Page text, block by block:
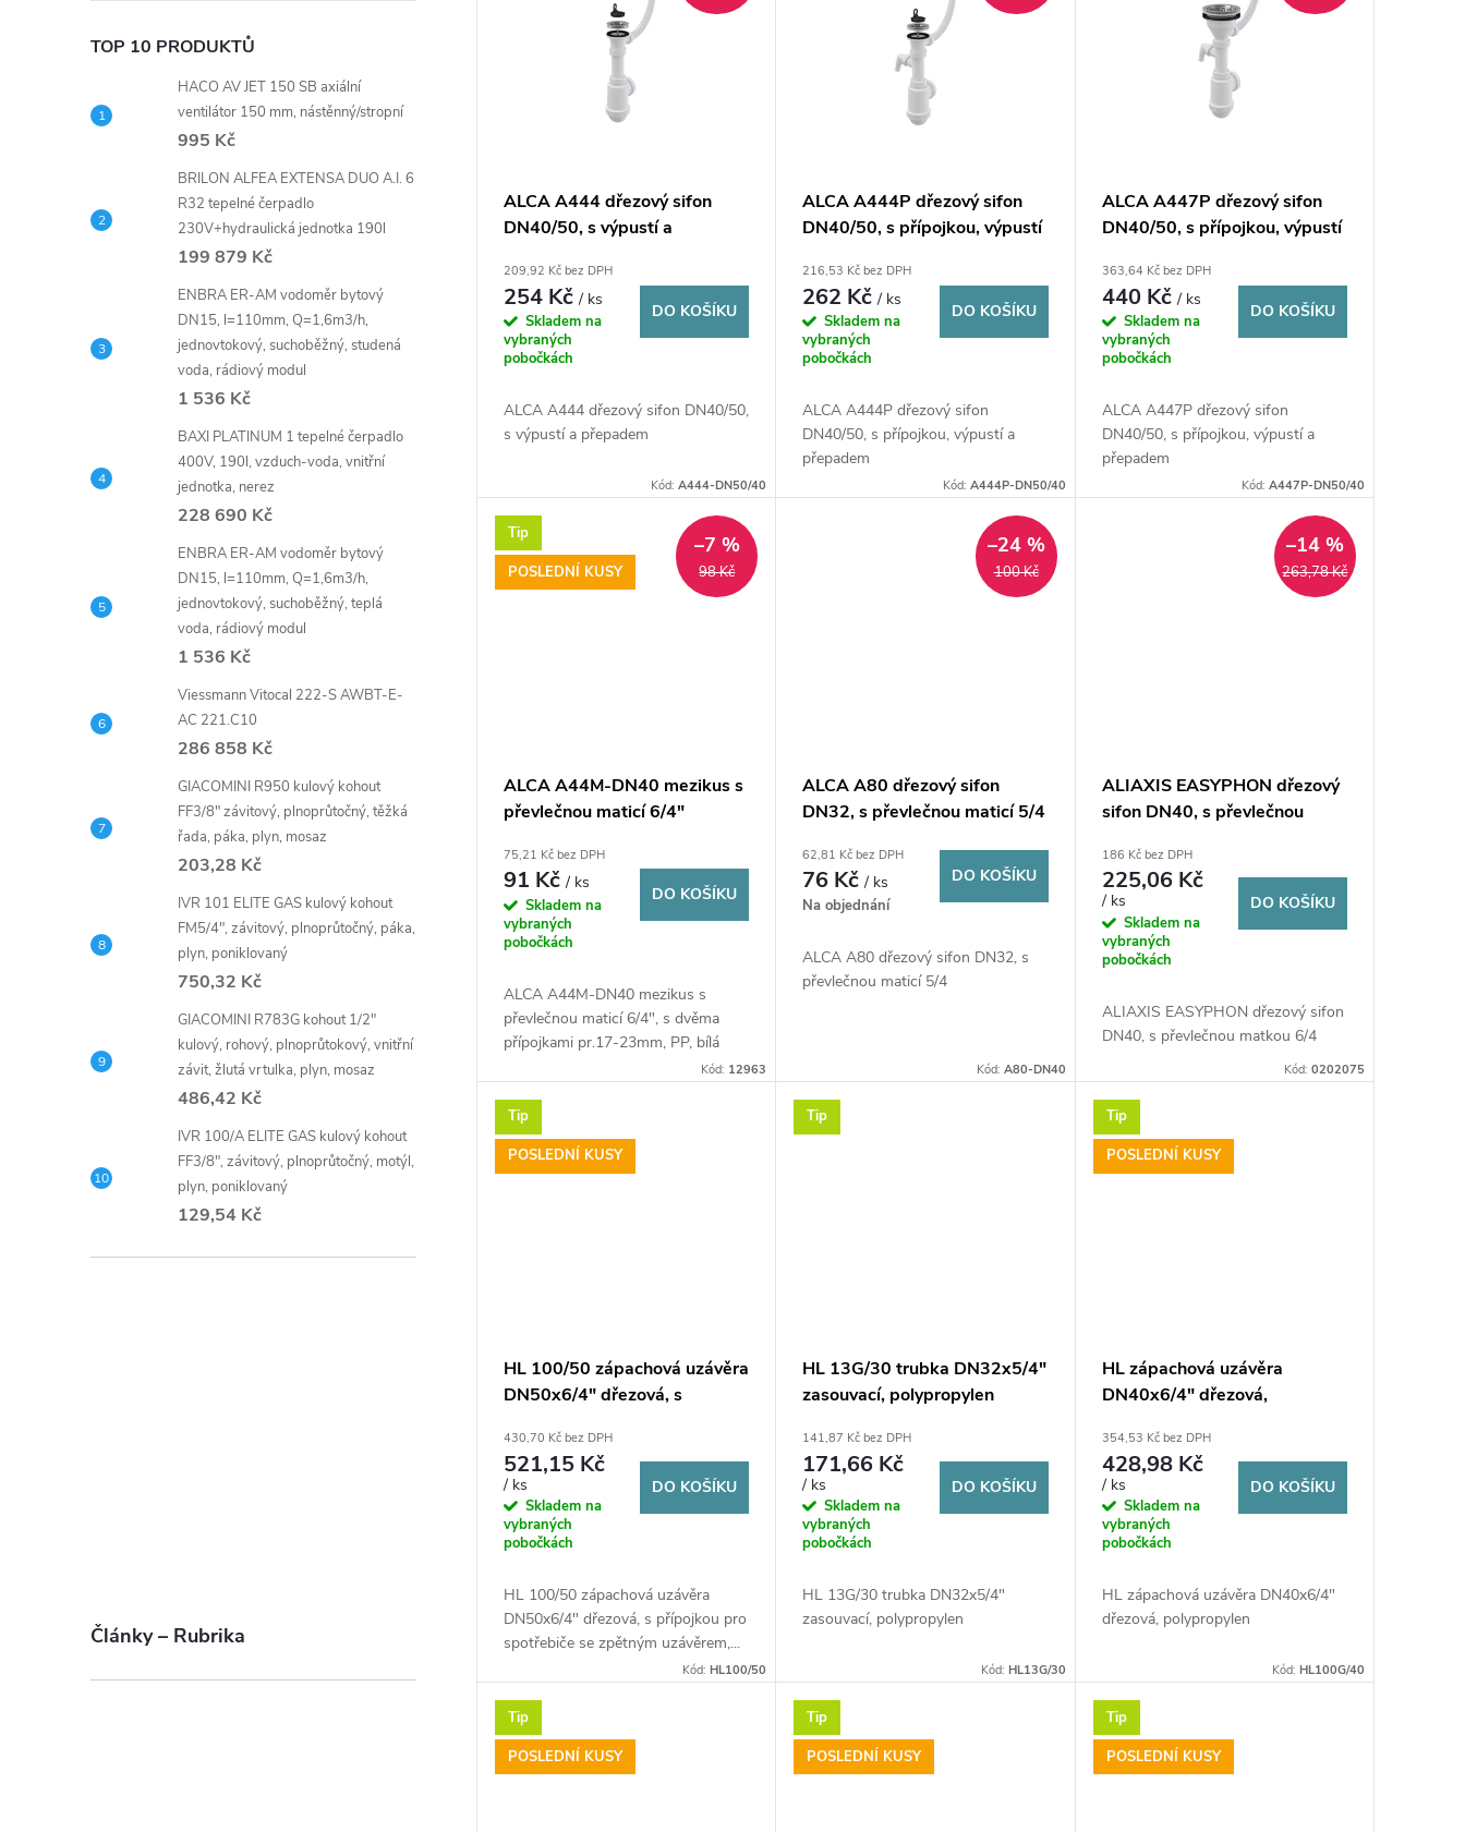
TOP 10 PRODUKTŮ
HACO AV JET 150 SB axiální
ventilátor 150 mm, nástěnný/stropní
995 Kč
BRILON ALFEA EXTENSA DUO A.I. 6
R32 tepelné čerpadlo
230V+hydraulická jednotka 190l
199 879 Kč
ENBRA ER-AM vodoměr bytový
DN15, l=110mm, Q=1,6m3/h,
jednovtokový, suchoběžný, studená
voda, rádiový modul
1 536 Kč
BAXI PLATINUM 1 tepelné čerpadlo
400V, 190l, vzduch-voda, vnitřní
jednotka, nerez
228 690 Kč
ENBRA ER-AM vodoměr bytový
DN15, l=110mm, Q=1,6m3/h,
jednovtokový, suchoběžný, teplá
voda, rádiový modul
1 536 Kč
Viessmann Vitocal 222-S AWBT-E-
AC 221.C10
286 858 Kč
GIACOMINI R950 kulový kohout
FF3/8" závitový, plnoprůtočný, těžká
řada, páka, plyn, mosaz
203,28 Kč
IVR 101 ELITE GAS kulový kohout
FM5/4", závitový, plnoprůtočný, páka,
plyn, poniklovaný
750,32 Kč
GIACOMINI R783G kohout 1/2"
kulový, rohový, plnoprůtokový, vnitřní
závit, žlutá vrtulka, plyn, mosaz
486,42 Kč
IVR 100/A ELITE GAS kulový kohout
FF3/8", závitový, plnoprůtočný, motýl,
plyn, poniklovaný
129,54 Kč
Články – Rubrika
ů
k
ů
ALCA A444 dřezový sifon
DN40/50, s výpustí a
209,92 Kč bez DPH
254 Kč/ ks
Skladem na
vybraných
pobočkách
DO KOŠÍKU
ALCA A444 dřezový sifon DN40/50,
s výpustí a přepadem
Kód:A444-DN50/40
ALCA A444P dřezový sifon
DN40/50, s přípojkou, výpustí
216,53 Kč bez DPH
262 Kč/ ks
Skladem na
vybraných
pobočkách
DO KOŠÍKU
ALCA A444P dřezový sifon
DN40/50, s přípojkou, výpustí a
přepadem
Kód: A444P-DN50/40
ALCA A447P dřezový sifon
DN40/50, s přípojkou, výpustí
363,64 Kč bez DPH
440 Kč/ ks
Skladem na
vybraných
pobočkách
DO KOŠÍKU
ALCA A447P dřezový sifon
DN40/50, s přípojkou, výpustí a
přepadem
Kód: A447P-DN50/40
Tip
POSLEDNÍ KUSY
98 Kč
–7 %
ALCA A44M-DN40 mezikus s
převlečnou maticí 6/4"
75,21 Kč bez DPH
91 Kč/ ks
Skladem na
vybraných
pobočkách
DO KOŠÍKU
ALCA A44M-DN40 mezikus s
převlečnou maticí 6/4", s dvěma
přípojkami pr.17-23mm, PP, bílá
Kód: 12963
100 Kč
–24 %
ALCA A80 dřezový sifon
DN32, s převlečnou maticí 5/4
62,81 Kč bez DPH
76 Kč/ ks
Na objednání
DO KOŠÍKU
ALCA A80 dřezový sifon DN32, s
převlečnou maticí 5/4
Kód: A80-DN40
263,78 Kč
–14 %
ALIAXIS EASYPHON dřezový
sifon DN40, s převlečnou
186 Kč bez DPH
225,06 Kč
/ ks
Skladem na
vybraných
pobočkách
DO KOŠÍKU
ALIAXIS EASYPHON dřezový sifon
DN40, s převlečnou matkou 6/4
Kód: 0202075
Tip
POSLEDNÍ KUSY
HL 100/50 zápachová uzávěra
DN50x6/4" dřezová, s
zpětným uzávěrem,
polypropylen
430,70 Kč bez DPH
521,15 Kč
/ ks
Skladem na
vybraných
pobočkách
DO KOŠÍKU
HL 100/50 zápachová uzávěra
DN50x6/4" dřezová, s přípojkou pro
spotřebiče se zpětným uzávěrem,...
Kód:HL100/50
Tip
HL 13G/30 trubka DN32x5/4"
zasouvací, polypropylen
141,87 Kč bez DPH
171,66 Kč
/ ks
Skladem na
vybraných
pobočkách
DO KOŠÍKU
HL 13G/30 trubka DN32x5/4"
zasouvací, polypropylen
Kód: HL13G/30
Tip
POSLEDNÍ KUSY
HL zápachová uzávěra
DN40x6/4" dřezová,
354,53 Kč bez DPH
428,98 Kč
/ ks
Skladem na
vybraných
pobočkách
DO KOŠÍKU
HL zápachová uzávěra DN40x6/4"
dřezová, polypropylen
Kód: HL100G/40
Tip
POSLEDNÍ KUSY
Tip
POSLEDNÍ KUSY
Tip
POSLEDNÍ KUSY